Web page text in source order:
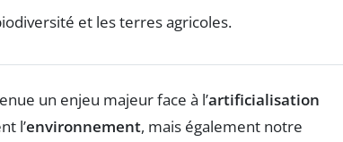
et les terres agricoles.
un enjeu majeur face à l’artificialisation
l’environnement, mais également notre